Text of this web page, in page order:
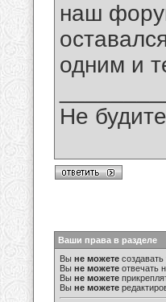
наш
одним и
Не
Ваши права в разделе
Вы не можете
Вы не можете отвечать
Вы не можете
Вы не можете